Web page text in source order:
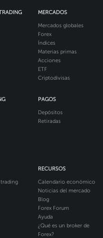
MERCADOS
Mercados globales
Forex
Índices
Materias primas
Acciones
ETF
Criptodivisas
PAGOS
Depósitos
Retiradas
RECURSOS
Calendario económico
Noticias del mercado
Blog
Forex Forum
Ayuda
¿Qué es un broker de
Forex?